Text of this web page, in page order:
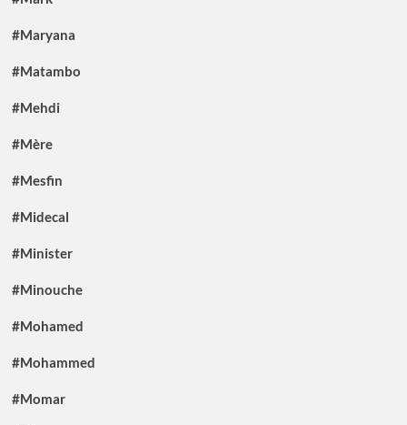
#Maryana
#Matambo
#Mehdi
#Mère
#Mesfin
#Midecal
#Minister
#Minouche
#Mohamed
#Mohammed
#Momar